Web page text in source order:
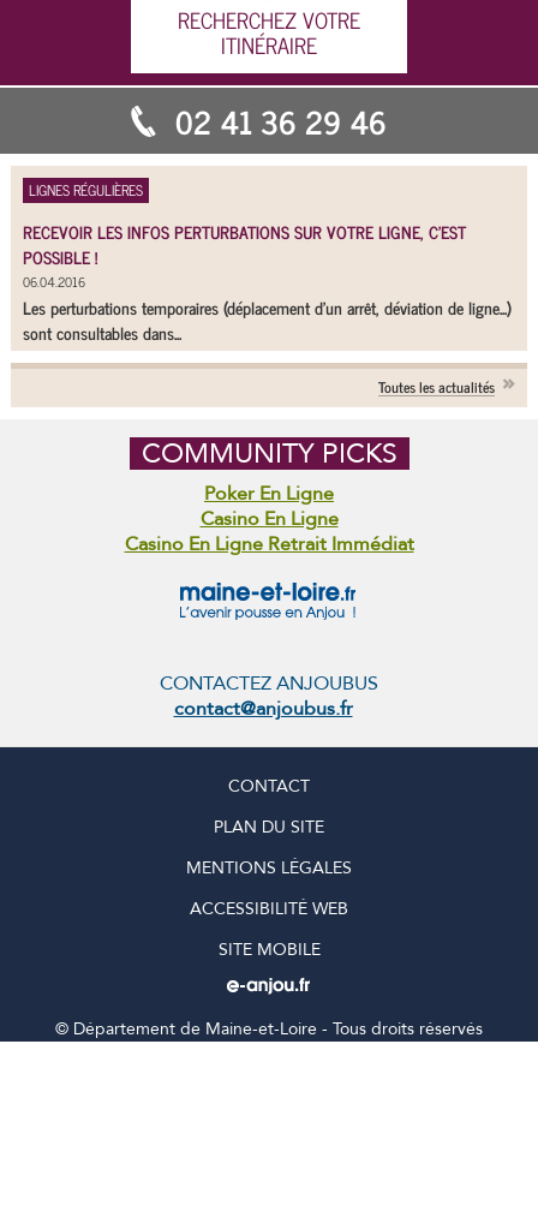
RECHERCHEZ VOTRE
ITINÉRAIRE
02 41 36 29 46
LIGNES RÉGULIÈRES
RECEVOIR LES INFOS PERTURBATIONS SUR VOTRE LIGNE, C'EST
POSSIBLE !
06.04.2016
Les perturbations temporaires (déplacement d'un arrêt, déviation de ligne...)
sont consultables dans...
Toutes les actualités
COMMUNITY PICKS
Poker En Ligne
Casino En Ligne
Casino En Ligne Retrait Immédiat
CONTACTEZ ANJOUBUS
contact@anjoubus.fr
CONTACT
PLAN DU SITE
MENTIONS LÉGALES
ACCESSIBILITÉ WEB
SITE MOBILE
© Département de Maine-et-Loire - Tous droits réservés